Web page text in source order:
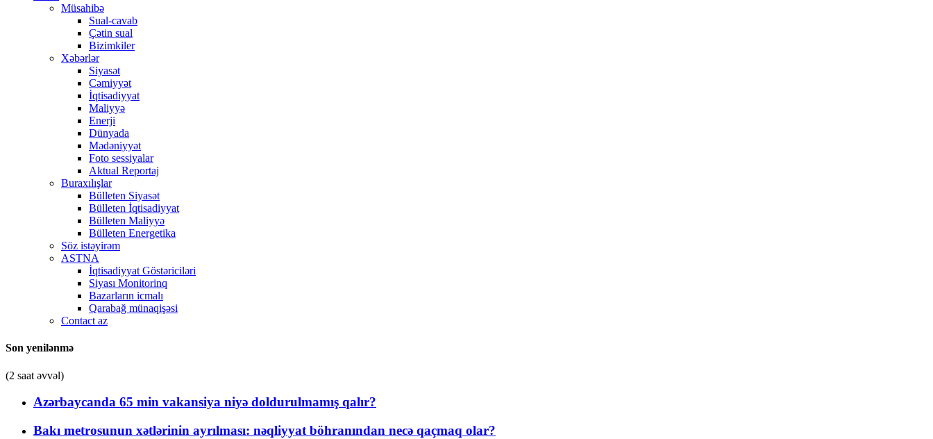
Müsahibə
Sual-cavab
Çətin sual
Bizimkiler
Xəbərlər
Siyasət
Cəmiyyət
İqtisadiyyat
Maliyyə
Enerji
Dünyada
Mədəniyyət
Foto sessiyalar
Aktual Reportaj
Buraxılışlar
Bülleten Siyasət
Bülleten İqtisadiyyat
Bülleten Maliyyə
Bülleten Energetika
Söz istəyirəm
ASTNA
İqtisadiyyat Göstəriciləri
Siyası Monitorinq
Bazarların icmalı
Qarabağ münaqişəsi
Contact az
Son yenilənmə
(2 saat əvvəl)
Azərbaycanda 65 min vakansiya niyə doldurulmamış qalır?
Bakı metrosunun xətlərinin ayrılması: nəqliyyat böhranından necə qaçmaq olar?